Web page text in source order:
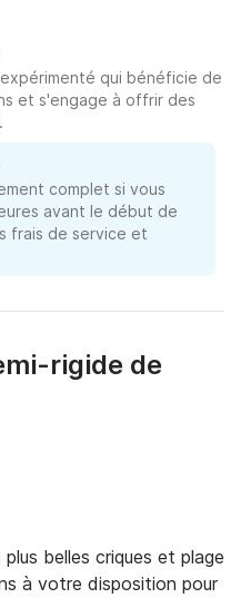
qui bénéficie de
et s'engage à offrir des
complet si vous
avant le début de
frais de service et
rigide de
belles criques et plage
à votre disposition pour